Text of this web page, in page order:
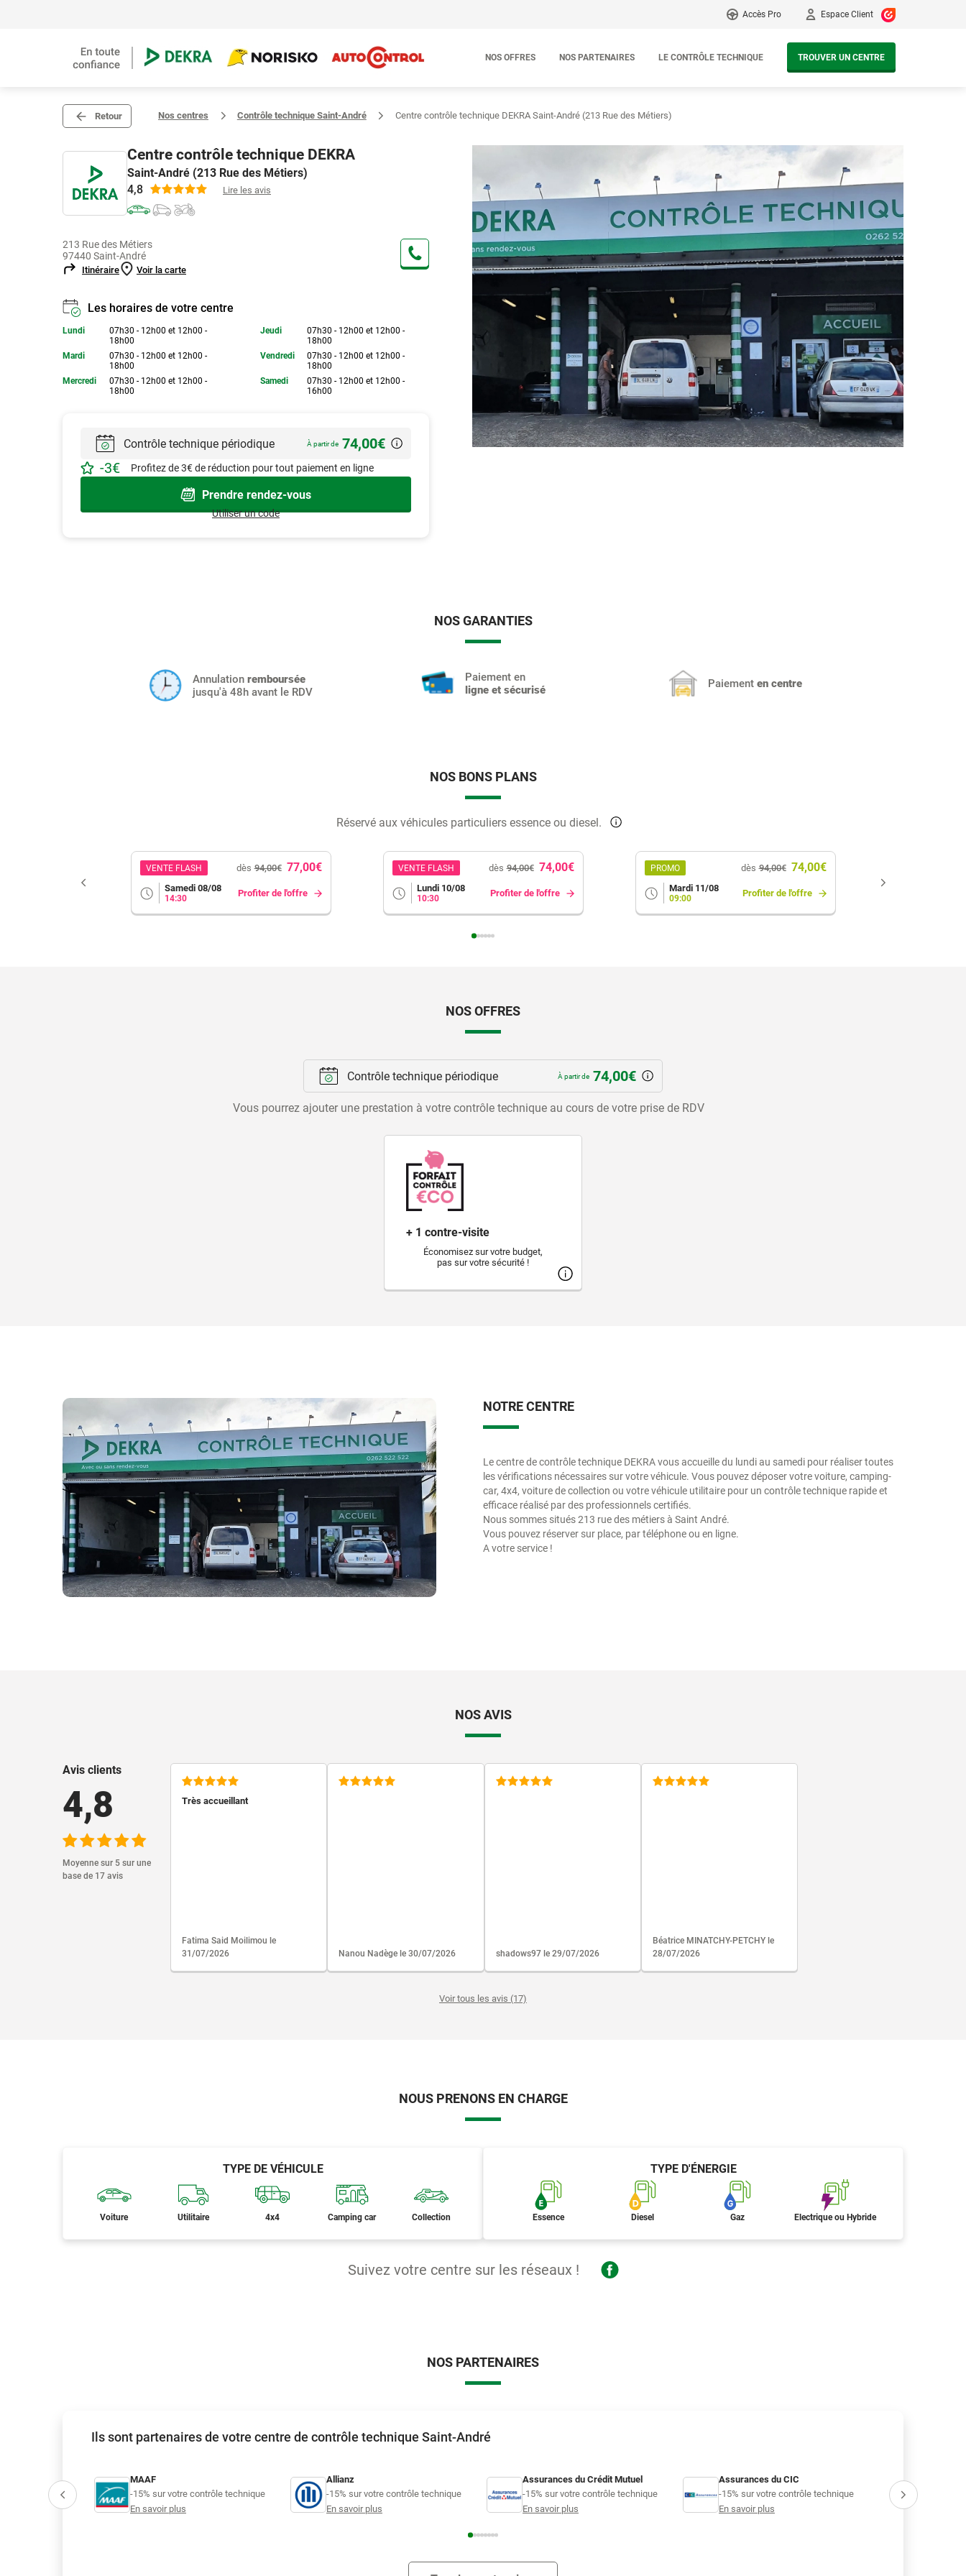
Accès Pro Espace Client
NOS OFFRES NOS PARTENAIRES LE CONTRÔLE TECHNIQUE TROUVER UN CENTRE
Retour Nos centres Contrôle technique Saint-André Centre contrôle technique DEKRA Saint-André (213 Rue des Métiers)
Centre contrôle technique DEKRA
Saint-André (213 Rue des Métiers)
4,8
Lire les avis
213 Rue des Métiers
97440 Saint-André
Itinéraire Voir la carte
Les horaires de votre centre
Lundi
07h30 - 12h00 et 12h00 -
18h00
Mardi
07h30 - 12h00 et 12h00 -
18h00
Mercredi
07h30 - 12h00 et 12h00 -
18h00
Jeudi
07h30 - 12h00 et 12h00 -
18h00
Vendredi
07h30 - 12h00 et 12h00 -
18h00
Samedi
07h30 - 12h00 et 12h00 -
16h00
Contrôle technique périodique À partir de 74,00€
-3€ Profitez de3€ de réduction pour tout paiement en ligne
Prendre rendez-vous
Utiliser un code
NOS GARANTIES
Annulation remboursée
jusqu'à 48h avant le RDV
Paiement en
ligne et sécurisé
Paiement en centre
NOS BONS PLANS
Réservé aux véhicules particuliers essence ou diesel.
VENTE FLASH dès 94,00€ 77,00€
Samedi 08/08
14:30 Profiter de l'offre
VENTE FLASH dès 94,00€ 74,00€
Lundi 10/08
10:30 Profiter de l'offre
PROMO dès 94,00€ 74,00€
Mardi 11/08
09:00 Profiter de l'offre
NOS OFFRES
Contrôle technique périodique À partir de 74,00€
Vous pourrez ajouter une prestation à votre contrôle technique au cours de votre prise de RDV
+ 1 contre-visite
Économisez sur votre budget,
pas sur votre sécurité !
NOTRE CENTRE
Le centre de contrôle technique DEKRA vous accueille du lundi au samedi pour réaliser toutes
les vérifications nécessaires sur votre véhicule. Vous pouvez déposer votre voiture, camping-
car, 4x4, voiture de collection ou votre véhicule utilitaire pour un contrôle technique rapide et
efficace réalisé par des professionnels certifiés.
Nous sommes situés 213 rue des métiers à Saint André.
Vous pouvez réserver sur place, par téléphone ou en ligne.
A votre service !
NOS AVIS
4,8
Avis clients
Moyenne sur 5 sur une
base de 17 avis
Très accueillant
Fatima Said Moilimou le
31/07/2026
Nanou Nadège le 30/07/2026 shadows97 le 29/07/2026
Béatrice MINATCHY-PETCHY le
28/07/2026
Voir tous les avis (17)
NOUS PRENONS EN CHARGE
TYPE DE VÉHICULE
Voiture Utilitaire 4x4 Camping car Collection
TYPE D'ÉNERGIE
Essence Diesel Gaz Electrique ou Hybride
Suivez votre centre sur les réseaux !
NOS PARTENAIRES
Ils sont partenaires de votre centre de contrôle technique Saint-André
technique
MAAF
-15% sur votre contrôle technique
En savoir plus
Allianz
-15% sur votre contrôle technique
En savoir plus
Assurances du Crédit Mutuel
-15% sur votre contrôle technique
En savoir plus
Assurances du CIC
-15% sur votre contrôle technique
En savoir plus
-15% sur